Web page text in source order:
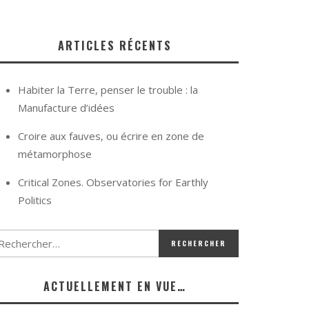
ARTICLES RÉCENTS
Habiter la Terre, penser le trouble : la
Manufacture d’idées
Croire aux fauves, ou écrire en zone de
métamorphose
Critical Zones. Observatories for Earthly
Politics
ACTUELLEMENT EN VUE…